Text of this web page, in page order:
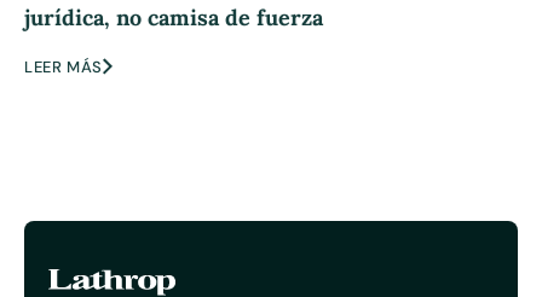
jurídica, no camisa de fuerza
LEER MÁS